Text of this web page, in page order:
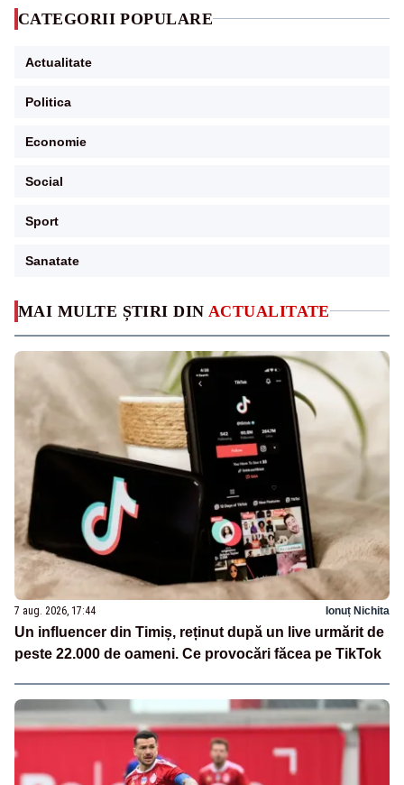
MAI MULTE ȘTIRI DIN ACTUALITATE
7 aug. 2026, 17:44 Ionuț Nichita
Un influencer din Timiș, reținut după un live urmărit de
peste 22.000 de oameni. Ce provocări făcea pe TikTok
CATEGORII POPULARE
Actualitate
Politica
Economie
Social
Sport
Sanatate